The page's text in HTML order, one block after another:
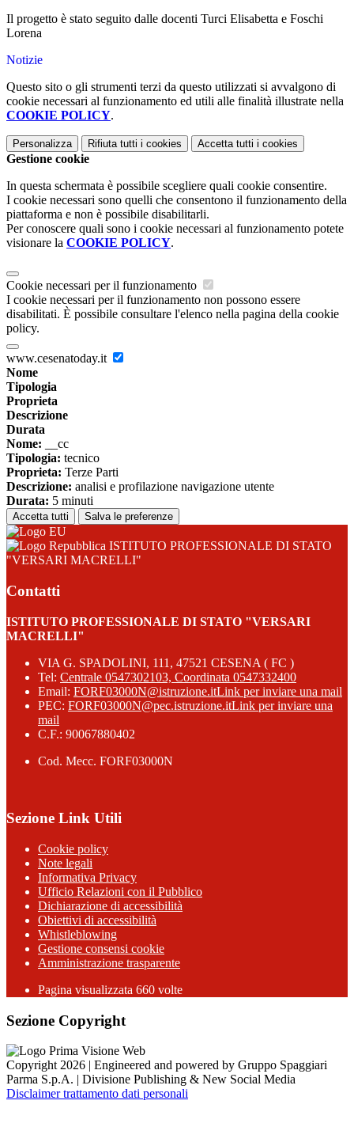
Il progetto è stato seguito dalle docenti Turci Elisabetta e Foschi
Lorena
Notizie
Questo sito o gli strumenti terzi da questo utilizzati si avvalgono di
cookie necessari al funzionamento ed utili alle finalità illustrate nella
COOKIE POLICY.
Personalizza Rifiuta tutti i cookies Accetta tutti i cookies
Gestione cookie
In questa schermata è possibile scegliere quali cookie consentire.
I cookie necessari sono quelli che consentono il funzionamento della
piattaforma e non è possibile disabilitarli.
Per conoscere quali sono i cookie necessari al funzionamento potete
visionare la COOKIE POLICY.
Cookie necessari per il funzionamento
I cookie necessari per il funzionamento non possono essere
disabilitati. È possibile consultare l'elenco nella pagina della cookie
policy.
www.cesenatoday.it
Nome
Tipologia
Proprieta
Descrizione
Durata
Nome: __cc
Tipologia: tecnico
Proprieta: Terze Parti
Descrizione: analisi e profilazione navigazione utente
Durata: 5 minuti
Accetta tutti Salva le preferenze
ISTITUTO PROFESSIONALE DI STATO
"VERSARI MACRELLI"
Contatti
ISTITUTO PROFESSIONALE DI STATO "VERSARI
MACRELLI"
VIA G. SPADOLINI, 111, 47521 CESENA ( FC )
Tel: Centrale 0547302103, Coordinata 0547332400
Email: FORF03000N@istruzione.itLink per inviare una mail
PEC: FORF03000N@pec.istruzione.itLink per inviare una
mail
C.F.: 90067880402
Cod. Mecc. FORF03000N
Sezione Link Utili
Cookie policy
Note legali
Informativa Privacy
Ufficio Relazioni con il Pubblico
Dichiarazione di accessibilità
Obiettivi di accessibilità
Whistleblowing
Gestione consensi cookie
Amministrazione trasparente
Pagina visualizzata 660 volte
Sezione Copyright
Copyright 2026 | Engineered and powered by Gruppo Spaggiari
Parma S.p.A. | Divisione Publishing & New Social Media
Disclaimer trattamento dati personali